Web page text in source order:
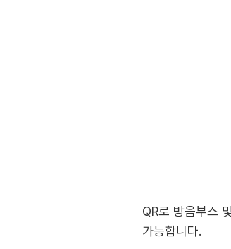
QR로 방음부스
가능합니다.